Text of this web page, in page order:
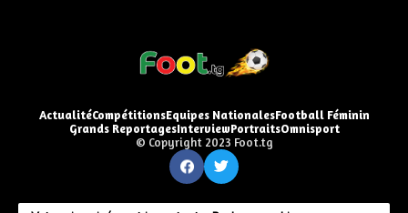
ActualitéCompétitionsEquipes NationalesFootball Féminin
Grands ReportagesInterviewPortraitsOmnisport
© Copyright 2023 Foot.tg